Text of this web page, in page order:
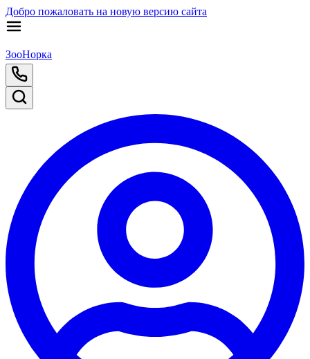
Добро пожаловать на новую версию сайта
ЗооНорка